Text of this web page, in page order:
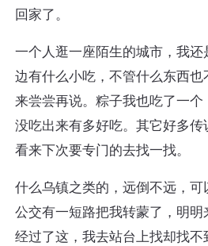
回家了。
一个人逛一座陌生的城市，我
边有什么小吃，不管什么东西
来尝尝再说。粽子我也吃了一
没吃出来有多好吃。其它好多传
看来下次要专门的去找一找。
什么乌镇之类的，远倒不远，
公交有一短路把我转蒙了，明
经过了这，我去站台上找却找